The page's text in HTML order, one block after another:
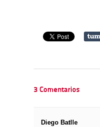
3 Comentarios
Diego Batlle